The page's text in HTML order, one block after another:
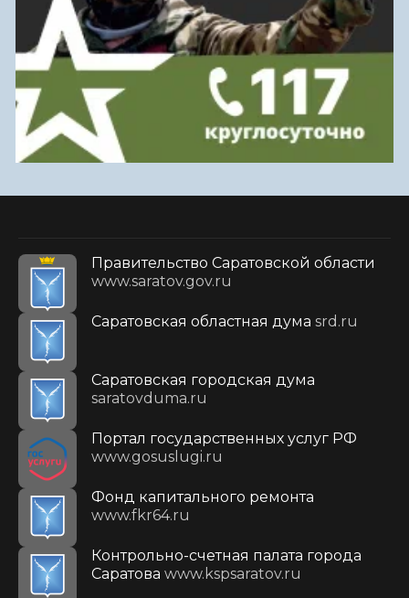
Правительство Саратовской области
www.saratov.gov.ru
Саратовская областная дума srd.ru
Саратовская городская дума
saratovduma.ru
Портал государственных услуг РФ
www.gosuslugi.ru
Фонд капитального ремонта
www.fkr64.ru
Контрольно-счетная палата города
Саратова www.kspsaratov.ru